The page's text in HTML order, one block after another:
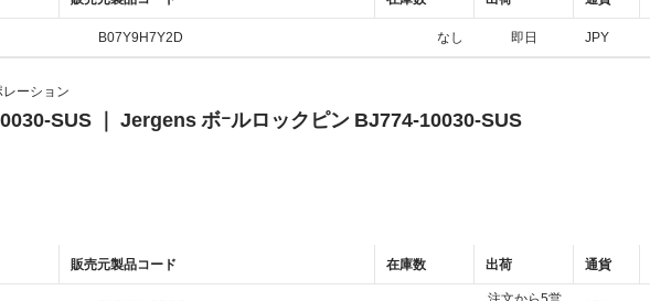
B07Y9H7Y2D なし 即日 JPY
ーション
SUS ｜ Jergens ボｰルロックピン BJ774-10030-SUS
販売元製品コード 在庫数 出荷 通貨